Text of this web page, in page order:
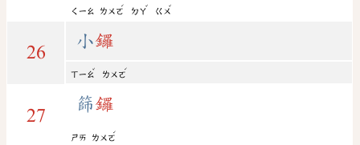
ㄑㄧㄠ ㄌㄨㄛ
ˊ
ㄉㄚ
ˇ
ㄍㄨ
ˇ
26
小鑼
ㄒㄧㄠ
ˇ
ㄌㄨㄛ
ˊ
27
篩鑼
ㄕㄞ ㄌㄨㄛ
ˊ